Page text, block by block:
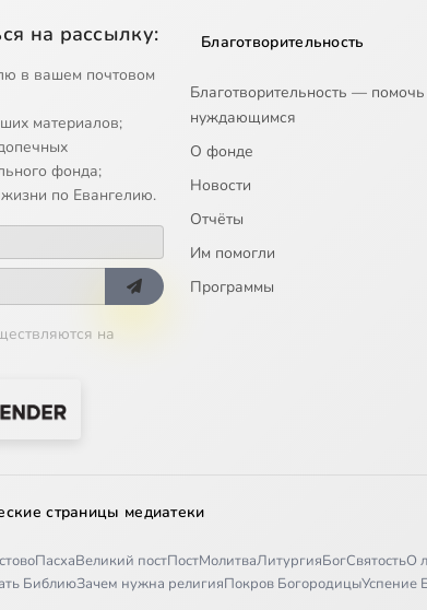
на рассылку:
в вашем почтовом
материалов;
фонда;
по Евангелию.
на
Благотворительность
Благотворительность — помочь
нуждающимся
О фонде
Новости
Отчёты
Им помогли
Программы
страницы медиатеки
ПасхаВеликий постПостМолитваЛитургияБогСвятостьО
БиблиюЗачем нужна религияПокров БогородицыУспение